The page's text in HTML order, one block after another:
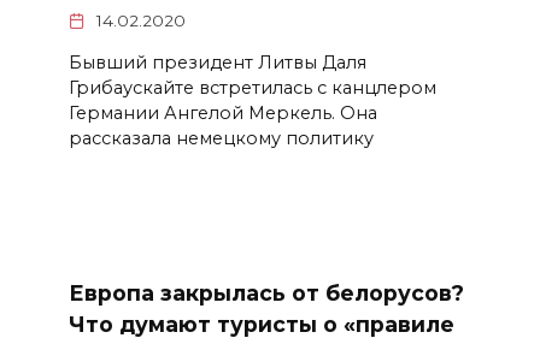
14.02.2020
Бывший президент Литвы Даля
Грибаускайте встретилась с канцлером
Германии Ангелой Меркель. Она
рассказала немецкому политику
Европа закрылась от белорусов?
Что думают туристы о «правиле